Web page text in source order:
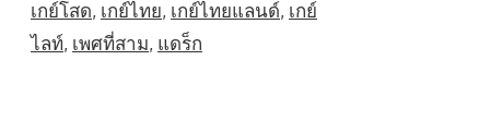
เกย์โสด, เกย์ไทย, เกย์ไทยแลนด์, เกย์
ไลท์, เพศที่สาม, แดร็ก